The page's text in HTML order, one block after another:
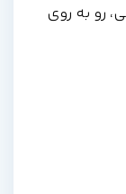
رو به روی